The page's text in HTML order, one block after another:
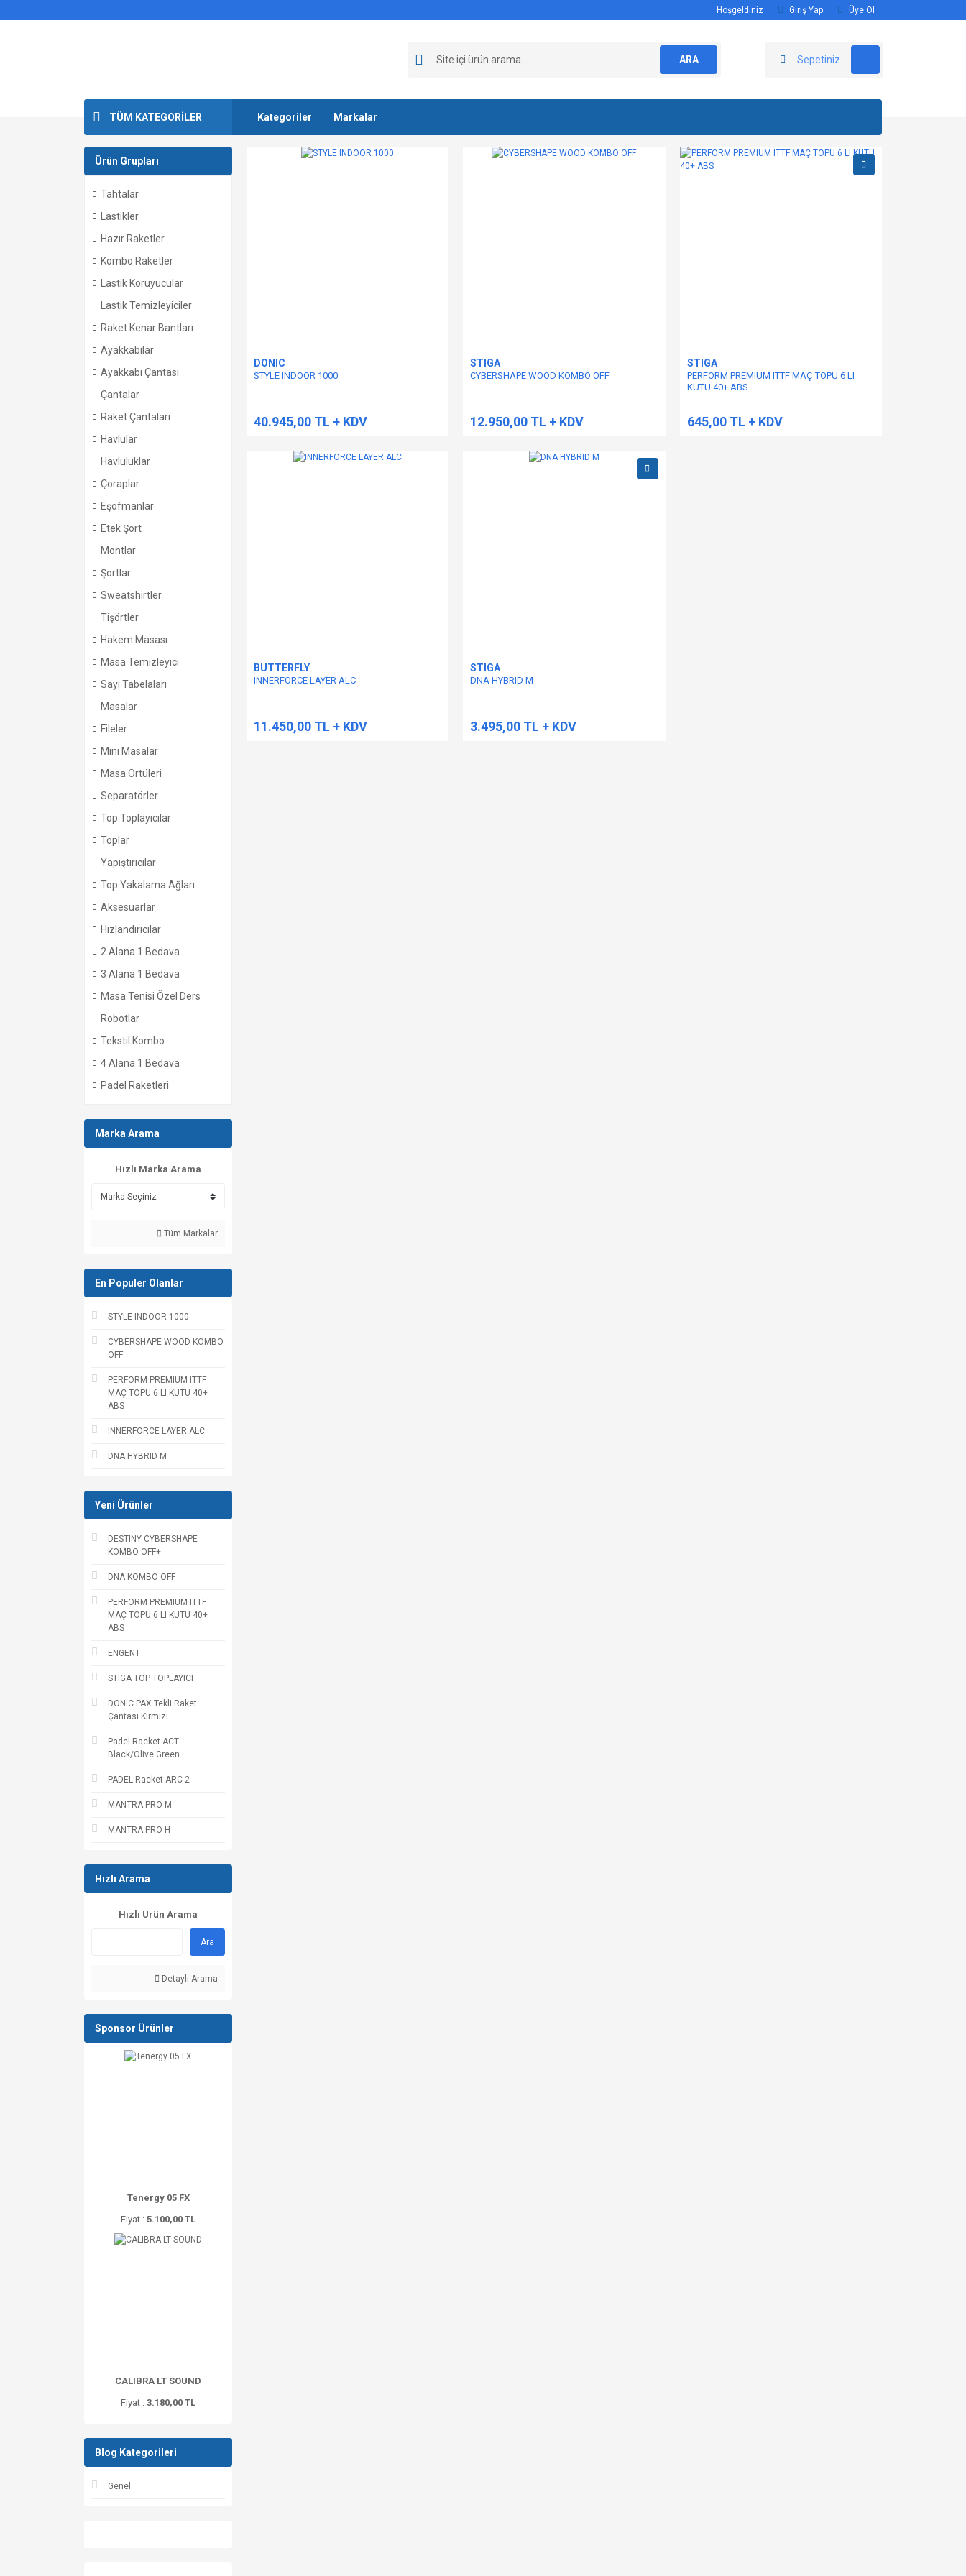
Hoşgeldiniz Giriş Yap Üye Ol
ARA Sepetiniz
TÜM KATEGORİLER Kategoriler Markalar
Ürün Grupları
Tahtalar
Lastikler
Hazır Raketler
Kombo Raketler
Lastik Koruyucular
Lastik Temizleyiciler
Raket Kenar Bantları
Ayakkabılar
Ayakkabı Çantası
Çantalar
Raket Çantaları
Havlular
Havluluklar
Çoraplar
Eşofmanlar
Etek Şort
Montlar
Şortlar
Sweatshirtler
Tişörtler
Hakem Masası
Masa Temizleyici
Sayı Tabelaları
Masalar
Fileler
Mini Masalar
Masa Örtüleri
Separatörler
Top Toplayıcılar
Toplar
Yapıştırıcılar
Top Yakalama Ağları
Aksesuarlar
Hızlandırıcılar
2 Alana 1 Bedava
3 Alana 1 Bedava
Masa Tenisi Özel Ders
Robotlar
Tekstil Kombo
4 Alana 1 Bedava
Padel Raketleri
Marka Arama
Hızlı Marka Arama
Tüm Markalar
En Populer Olanlar
STYLE INDOOR 1000
CYBERSHAPE WOOD KOMBO
OFF
PERFORM PREMIUM ITTF
MAÇ TOPU 6 LI KUTU 40+
ABS
INNERFORCE LAYER ALC
DNA HYBRID M
Yeni Ürünler
DESTINY CYBERSHAPE
KOMBO OFF+
DNA KOMBO OFF
PERFORM PREMIUM ITTF
MAÇ TOPU 6 LI KUTU 40+
ABS
ENGENT
STIGA TOP TOPLAYICI
DONIC PAX Tekli Raket
Çantası Kırmızı
Padel Racket ACT
Black/Olive Green
PADEL Racket ARC 2
MANTRA PRO M
MANTRA PRO H
Hızlı Arama
Hızlı Ürün Arama
Ara
Detaylı Arama
Sponsor Ürünler
Tenergy 05 FX
Fiyat : 5.100,00 TL
CALIBRA LT SOUND
Fiyat : 3.180,00 TL
Blog Kategorileri
Genel
DONIC
STYLE INDOOR 1000
40.945,00 TL + KDV
STIGA
CYBERSHAPE WOOD KOMBO OFF
12.950,00 TL + KDV
STIGA
PERFORM PREMIUM ITTF MAÇ TOPU 6 LI
KUTU 40+ ABS
645,00 TL + KDV
BUTTERFLY
INNERFORCE LAYER ALC
11.450,00 TL + KDV
STIGA
DNA HYBRID M
3.495,00 TL + KDV